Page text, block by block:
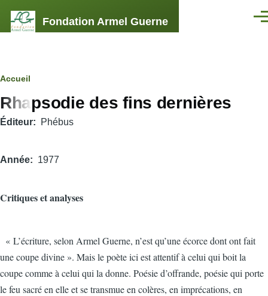
Fondation Armel Guerne
Fil
d'Ariane
Accueil
Rhapsodie des fins dernières
Éditeur Phébus
Année 1977
Critiques et analyses
« L’écriture, selon Armel Guerne, n’est qu’une écorce dont ont fait
une coupe divine ». Mais le poète ici est attentif à celui qui boit la
coupe comme à celui qui la donne. Poésie d’offrande, poésie qui porte
le feu sacré en elle et se transmue en colères, en imprécations, en